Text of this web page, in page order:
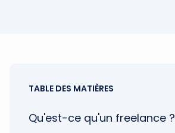
TABLE DES MATIÈRES
Qu'est-ce qu'un freelance ?